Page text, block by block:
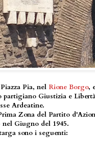
Pia, nel Rione Borgo,
partigiano Giustizia e
Ardeatine.
Zona del Partito
Giugno del 1945.
sono i seguenti: